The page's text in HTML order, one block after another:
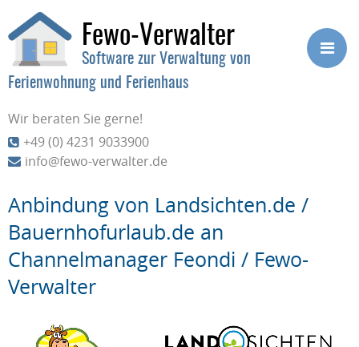
Fewo-Verwalter
Software zur Verwaltung von
Ferienwohnung und Ferienhaus
Wir beraten Sie gerne!
+49 (0) 4231 9033900
info@fewo-verwalter.de
Anbindung von Landsichten.de /
Bauernhofurlaub.de an
Channelmanager Feondi / Fewo-
Verwalter